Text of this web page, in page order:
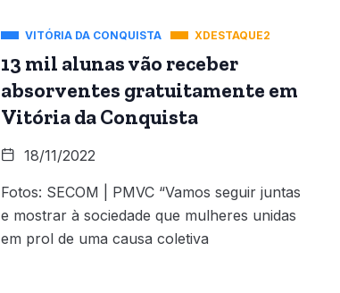
VITÓRIA DA CONQUISTA XDESTAQUE2
13 mil alunas vão receber
absorventes gratuitamente em
Vitória da Conquista
18/11/2022
Fotos: SECOM | PMVC “Vamos seguir juntas
e mostrar à sociedade que mulheres unidas
em prol de uma causa coletiva